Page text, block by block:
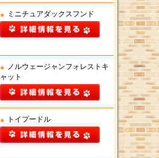
ミニチュアダックスフンド
ノルウェージャンフォレストキ
ャット
トイプードル